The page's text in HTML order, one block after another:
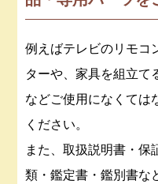
例えばテレビのリモコ
ターや、家具を組立て
などご使用になくては
ください。
また、取扱説明書・保
類・鑑定書・鑑別書な